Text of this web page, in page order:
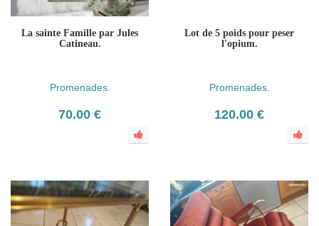
La sainte Famille par Jules
Catineau.
Promenades.
70.00 €
Lot de 5 poids pour peser
l'opium.
Promenades.
120.00 €